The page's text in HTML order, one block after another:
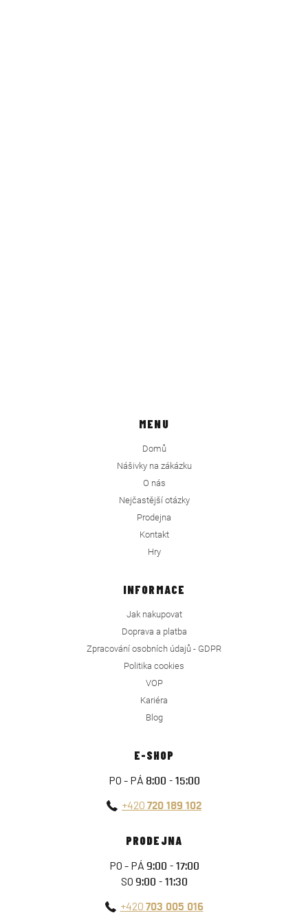
MENU
Domů
Nášivky na zákázku
O nás
Nejčastější otázky
Prodejna
Kontakt
Hry
INFORMACE
Jak nakupovat
Doprava a platba
Zpracování osobních údajů - GDPR
Politika cookies
VOP
Kariéra
Blog
E-SHOP
PO - PÁ 8:00 - 15:00
+420 720 189 102
PRODEJNA
PO - PÁ 9:00 - 17:00
SO 9:00 - 11:30
+420 703 005 016